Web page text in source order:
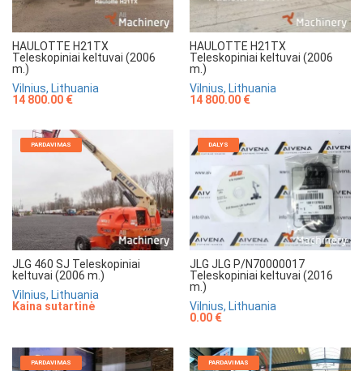
HAULOTTE H21TX
Teleskopiniai keltuvai (2006
m.)
Vilnius, Lithuania
14 800.00 €
HAULOTTE H21TX
Teleskopiniai keltuvai (2006
m.)
Vilnius, Lithuania
14 800.00 €
PARDAVIMAS
JLG 460 SJ Teleskopiniai
keltuvai (2006 m.)
Vilnius, Lithuania
Kaina sutartinė
DALYS
JLG JLG P/N70000017
Teleskopiniai keltuvai (2016
m.)
Vilnius, Lithuania
0.00 €
PARDAVIMAS PARDAVIMAS